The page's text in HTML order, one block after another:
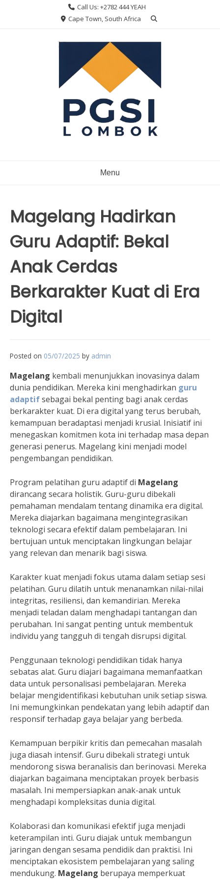
Call Us: +2782 444 YEAH
Cape Town, South Africa
Menu
Magelang Hadirkan
Guru Adaptif: Bekal
Anak Cerdas
Berkarakter Kuat di Era
Digital
Posted on 05/07/2025 by admin
Magelang kembali menunjukkan inovasinya dalam
dunia pendidikan. Mereka kini menghadirkan guru
adaptifsebagai bekal penting bagi anak cerdas
berkarakter kuat. Di era digital yang terus berubah,
kemampuan beradaptasi menjadi krusial. Inisiatif ini
menegaskan komitmen kota ini terhadap masa depan
generasi penerus. Magelang kini menjadi model
pengembangan pendidikan.
Program pelatihan guru adaptif di Magelang
dirancang secara holistik. Guru-guru dibekali
pemahaman mendalam tentang dinamika era digital.
Mereka diajarkan bagaimana mengintegrasikan
teknologi secara efektif dalam pembelajaran. Ini
bertujuan untuk menciptakan lingkungan belajar
yang relevan dan menarik bagi siswa.
Karakter kuat menjadi fokus utama dalam setiap sesi
pelatihan. Guru dilatih untuk menanamkan nilai-nilai
integritas, resiliensi, dan kemandirian. Mereka
menjadi teladan dalam menghadapi tantangan dan
perubahan. Ini sangat penting untuk membentuk
individu yang tangguh di tengah disrupsi digital.
Penggunaan teknologi pendidikan tidak hanya
sebatas alat. Guru diajari bagaimana memanfaatkan
data untuk personalisasi pembelajaran. Mereka
belajar mengidentifikasi kebutuhan unik setiap siswa.
Ini memungkinkan pendekatan yang lebih adaptif dan
responsif terhadap gaya belajar yang berbeda.
Kemampuan berpikir kritis dan pemecahan masalah
juga diasah intensif. Guru dibekali strategi untuk
mendorong siswa beranalisis dan berinovasi. Mereka
diajarkan bagaimana menciptakan proyek berbasis
masalah. Ini mempersiapkan anak-anak untuk
menghadapi kompleksitas dunia digital.
Kolaborasi dan komunikasi efektif juga menjadi
keterampilan inti. Guru diajak untuk membangun
jaringan dengan sesama pendidik dan praktisi. Ini
menciptakan ekosistem pembelajaran yang saling
mendukung. Magelang berupaya memperkuat